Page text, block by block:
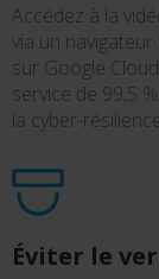
Accédez à la
via un
sur Google
service de 99,5
la cyber-
Éviter le